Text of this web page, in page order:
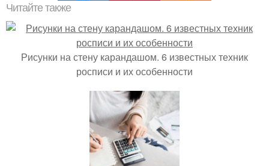
Читайте также
Рисунки на стену карандашом. 6 известных техник
росписи и их особенности